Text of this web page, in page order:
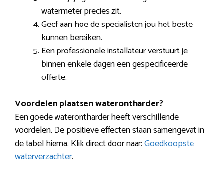
watermeter precies zit.
Geef aan hoe de specialisten jou het beste
kunnen bereiken.
Een professionele installateur verstuurt je
binnen enkele dagen een gespecificeerde
offerte.
Voordelen plaatsen waterontharder?
Een goede waterontharder heeft verschillende
voordelen. De positieve effecten staan samengevat in
de tabel hierna. Klik direct door naar:Goedkoopste
waterverzachter.